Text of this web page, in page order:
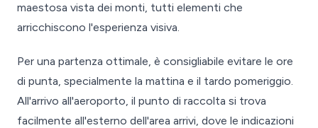
maestosa vista dei monti, tutti elementi che
arricchiscono l'esperienza visiva.
Per una partenza ottimale, è consigliabile evitare le ore
di punta, specialmente la mattina e il tardo pomeriggio.
All'arrivo all'aeroporto, il punto di raccolta si trova
facilmente all'esterno dell'area arrivi, dove le indicazioni